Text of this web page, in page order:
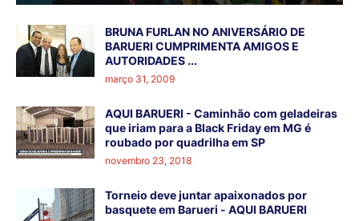
BRUNA FURLAN NO ANIVERSÁRIO DE
BARUERI CUMPRIMENTA AMIGOS E
AUTORIDADES ...
março 31, 2009
AQUI BARUERI - Caminhão com geladeiras
que iriam para a Black Friday em MG é
roubado por quadrilha em SP
novembro 23, 2018
Torneio deve juntar apaixonados por
basquete em Barueri - AQUI BARUERI